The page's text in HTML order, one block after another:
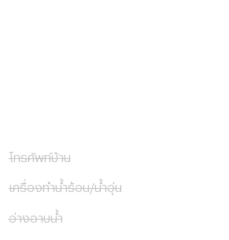
โทรศัพท์บ้าน
เครื่องทำน้ำร้อน/น้ำอุ่น
อ่างอาบน้ำ